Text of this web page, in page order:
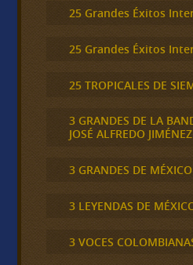
25 Grandes Éxitos
25 Grandes Éxitos
25 TROPICALES DE
3 GRANDES DE LA
JOSÉ ALFREDO JIMÉNEZ
3 GRANDES DE MÉXICO
3 LEYENDAS DE
3 VOCES